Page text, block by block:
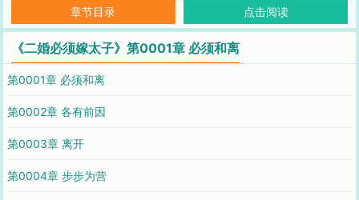
章节目录 点击阅读
《二婚必须嫁太子》第0001章 必须和离
第0001章 必须和离
第0002章 各有前因
第0003章 离开
第0004章 步步为营